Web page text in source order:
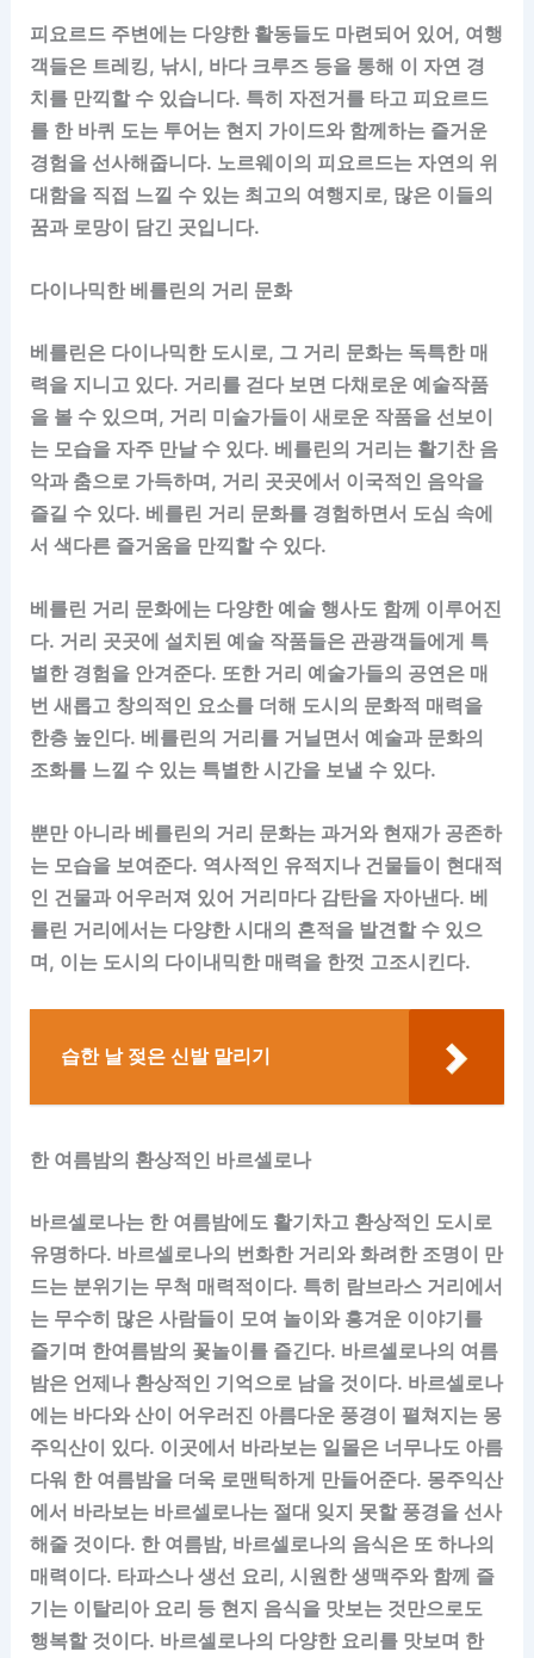
피요르드 주변에는 다양한 활동들도 마련되어 있어, 여행
객들은 트레킹, 낚시, 바다 크루즈 등을 통해 이 자연 경
치를 만끽할 수 있습니다. 특히 자전거를 타고 피요르드
를 한 바퀴 도는 투어는 현지 가이드와 함께하는 즐거운
경험을 선사해줍니다. 노르웨이의 피요르드는 자연의 위
대함을 직접 느낄 수 있는 최고의 여행지로, 많은 이들의
꿈과 로망이 담긴 곳입니다.
다이나믹한 베를린의 거리 문화
베를린은 다이나믹한 도시로, 그 거리 문화는 독특한 매
력을 지니고 있다. 거리를 걷다 보면 다채로운 예술작품
을 볼 수 있으며, 거리 미술가들이 새로운 작품을 선보이
는 모습을 자주 만날 수 있다. 베를린의 거리는 활기찬 음
악과 춤으로 가득하며, 거리 곳곳에서 이국적인 음악을
즐길 수 있다. 베를린 거리 문화를 경험하면서 도심 속에
서 색다른 즐거움을 만끽할 수 있다.
베를린 거리 문화에는 다양한 예술 행사도 함께 이루어진
다. 거리 곳곳에 설치된 예술 작품들은 관광객들에게 특
별한 경험을 안겨준다. 또한 거리 예술가들의 공연은 매
번 새롭고 창의적인 요소를 더해 도시의 문화적 매력을
한층 높인다. 베를린의 거리를 거닐면서 예술과 문화의
조화를 느낄 수 있는 특별한 시간을 보낼 수 있다.
뿐만 아니라 베를린의 거리 문화는 과거와 현재가 공존하
는 모습을 보여준다. 역사적인 유적지나 건물들이 현대적
인 건물과 어우러져 있어 거리마다 감탄을 자아낸다. 베
를린 거리에서는 다양한 시대의 흔적을 발견할 수 있으
며, 이는 도시의 다이내믹한 매력을 한껏 고조시킨다.
습한 날 젖은 신발 말리기
한 여름밤의 환상적인 바르셀로나
바르셀로나는 한 여름밤에도 활기차고 환상적인 도시로
유명하다. 바르셀로나의 번화한 거리와 화려한 조명이 만
드는 분위기는 무척 매력적이다. 특히 람브라스 거리에서
는 무수히 많은 사람들이 모여 놀이와 흥겨운 이야기를
즐기며 한여름밤의 꽃놀이를 즐긴다. 바르셀로나의 여름
밤은 언제나 환상적인 기억으로 남을 것이다. 바르셀로나
에는 바다와 산이 어우러진 아름다운 풍경이 펼쳐지는 몽
주익산이 있다. 이곳에서 바라보는 일몰은 너무나도 아름
다워 한 여름밤을 더욱 로맨틱하게 만들어준다. 몽주익산
에서 바라보는 바르셀로나는 절대 잊지 못할 풍경을 선사
해줄 것이다. 한 여름밤, 바르셀로나의 음식은 또 하나의
매력이다. 타파스나 생선 요리, 시원한 생맥주와 함께 즐
기는 이탈리아 요리 등 현지 음식을 맛보는 것만으로도
행복할 것이다. 바르셀로나의 다양한 요리를 맛보며 한